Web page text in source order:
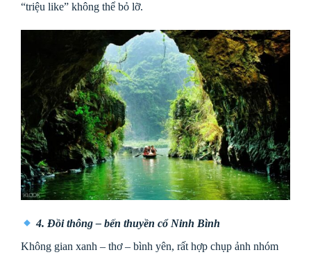
“triệu like” không thể bỏ lỡ.
4. Đồi thông – bến thuyền cổ Ninh Bình
Không gian xanh – thơ – bình yên, rất hợp chụp ảnh nhóm